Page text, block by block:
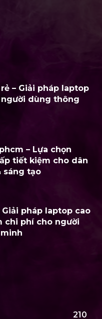
– Giải pháp laptop
người dùng thông
– Lựa chọn
tiết kiệm cho dân
sáng tạo
Giải pháp laptop cao
chi phí cho người
210